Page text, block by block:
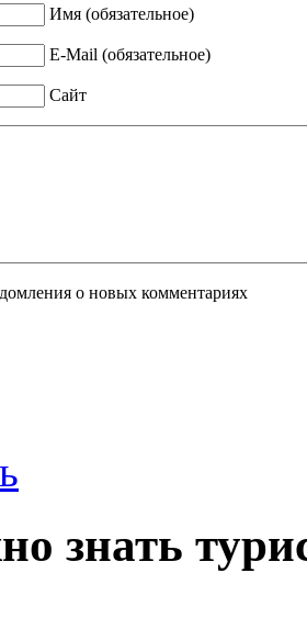
Имя (обязательное)
E-Mail (обязательное)
Сайт
о новых комментариях
знать